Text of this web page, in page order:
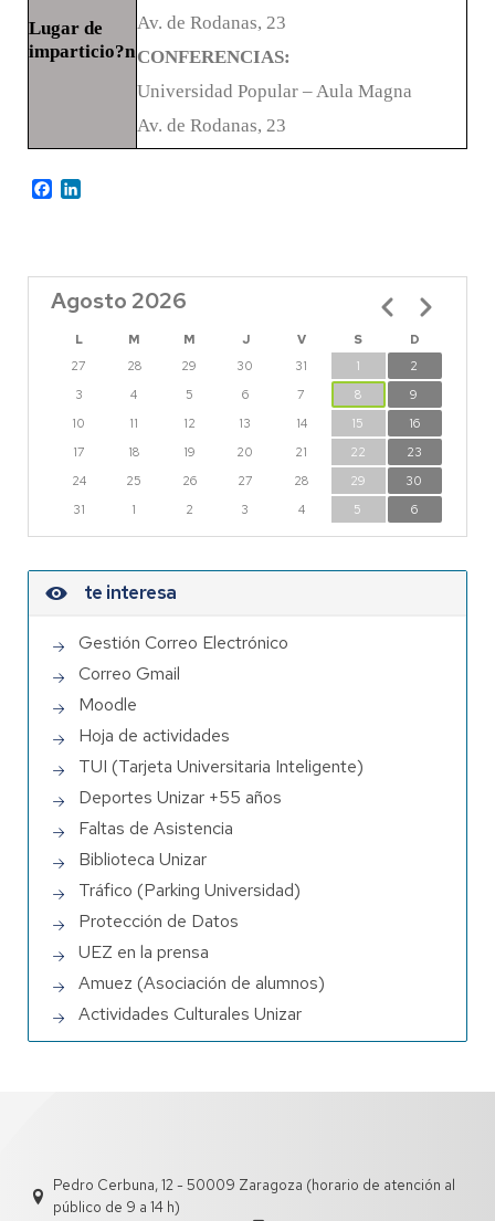
Lugar de
imparticio?n
Av. de Rodanas, 23
CONFERENCIAS:
Universidad Popular – Aula Magna
Av. de Rodanas, 23
Facebook
Agosto 2026
L M M J V S
D
27
28 29 30 31 1
2
3
4 5 6 7 8
9
10
11 12 13 14 15
16
17
18 19 20 21 22
23
24
25 26 27 28 29
30
31
1 2 3 4 5 6
Paginación
te interesa
Gestión Correo Electrónico
Correo Gmail
Moodle
Hoja de actividades
TUI (Tarjeta Universitaria Inteligente)
Deportes Unizar +55 años
Faltas de Asistencia
Biblioteca Unizar
Tráfico (Parking Universidad)
Protección de Datos
UEZ en la prensa
Amuez (Asociación de alumnos)
Actividades Culturales Unizar
Pedro Cerbuna, 12 - 50009 Zaragoza (horario de atención al
público de 9 a 14 h)